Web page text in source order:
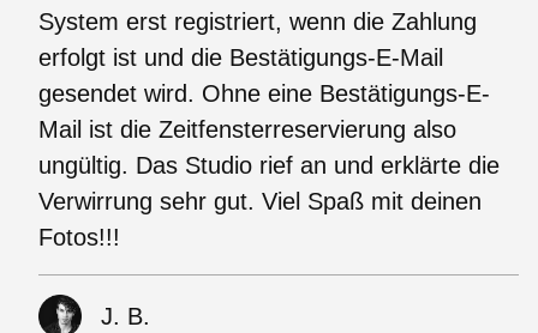
System erst registriert, wenn die Zahlung
erfolgt ist und die Bestätigungs-E-Mail
gesendet wird. Ohne eine Bestätigungs-E-
Mail ist die Zeitfensterreservierung also
ungültig. Das Studio rief an und erklärte die
Verwirrung sehr gut. Viel Spaß mit deinen
Fotos!!!
J. B.